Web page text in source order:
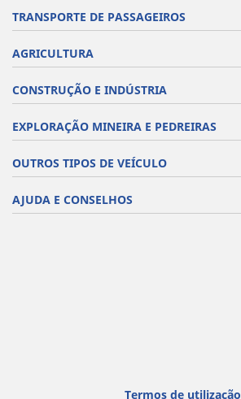
TRANSPORTE DE PASSAGEIROS
AGRICULTURA
CONSTRUÇÃO E INDÚSTRIA
EXPLORAÇÃO MINEIRA E PEDREIRAS
OUTROS TIPOS DE VEÍCULO
AJUDA E CONSELHOS
Termos de utilização